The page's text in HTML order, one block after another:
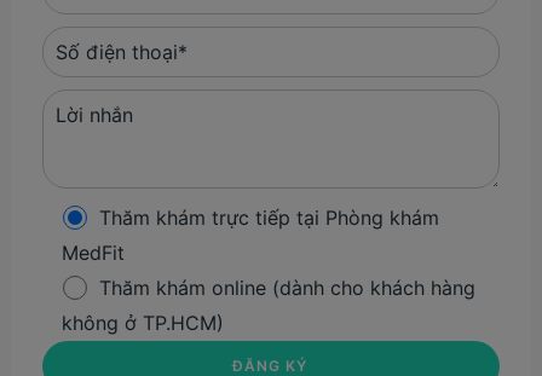
Thăm khám trực tiếp tại Phòng khám
MedFit
Thăm khám online (dành cho khách hàng
không ở TP.HCM)